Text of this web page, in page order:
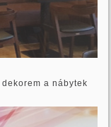
a nábytek